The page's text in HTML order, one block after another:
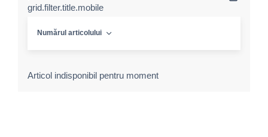
grid.filter.title.mobile
Numărul articolului
Articol indisponibil pentru moment